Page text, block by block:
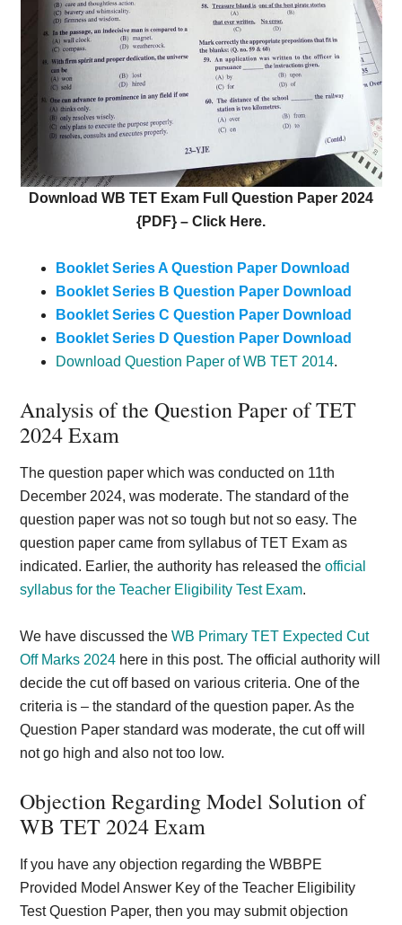
Download WB TET Exam Full Question Paper 2024
{PDF} – Click Here.
Booklet Series A Question Paper Download
Booklet Series B Question Paper Download
Booklet Series C Question Paper Download
Booklet Series D Question Paper Download
Download Question Paper of WB TET 2014.
Analysis of the Question Paper of TET
2024 Exam
The question paper which was conducted on 11th
December 2024, was moderate. The standard of the
question paper was not so tough but not so easy. The
question paper came from syllabus of TET Exam as
indicated. Earlier, the authority has released theofficial
syllabus for the Teacher Eligibility Test Exam.
We have discussed theWB Primary TET Expected Cut
Off Marks 2024 here in this post. The official authority will
decide the cut off based on various criteria. One of the
criteria is – the standard of the question paper. As the
Question Paper standard was moderate, the cut off will
not go high and also not too low.
Objection Regarding Model Solution of
WB TET 2024 Exam
If you have any objection regarding the WBBPE
Provided Model Answer Key of the Teacher Eligibility
Test Question Paper, then you may submit objection